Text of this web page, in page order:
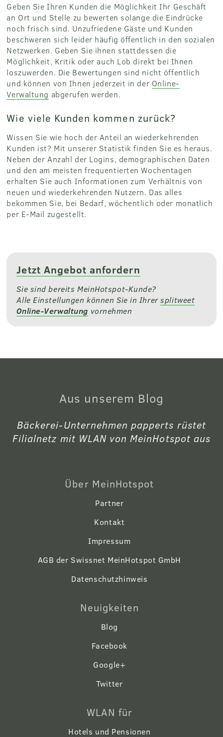
Geben Sie Ihren Kunden die Möglichkeit Ihr Geschäft
an Ort und Stelle zu bewerten solange die Eindrücke
noch frisch sind. Unzufriedene Gäste und Kunden
beschweren sich leider häufig öffentlich in den sozialen
Netzwerken. Geben Sie ihnen stattdessen die
Möglichkeit, Kritik oder auch Lob direkt bei Ihnen
loszuwerden. Die Bewertungen sind nicht öffentlich
und können von Ihnen jederzeit in der Online-
Verwaltung abgerufen werden.
Wie viele Kunden kommen zurück?
Wissen Sie wie hoch der Anteil an wiederkehrenden
Kunden ist? Mit unserer Statistik finden Sie es heraus.
Neben der Anzahl der Logins, demographischen Daten
und den am meisten frequentierten Wochentagen
erhalten Sie auch Informationen zum Verhältnis von
neuen und wiederkehrenden Nutzern. Das alles
bekommen Sie, bei Bedarf, wöchentlich oder monatlich
per E-Mail zugestellt.
Jetzt Angebot anfordern
Sie sind bereits MeinHotspot-Kunde?
Alle Einstellungen können Sie in Ihrersplitweet
Online-Verwaltung vornehmen
Aus unserem Blog
Bäckerei-Unternehmen papperts rüstet
Filialnetz mit WLAN von MeinHotspot aus
Über MeinHotspot
Partner
Kontakt
Impressum
AGB der Swissnet MeinHotspot GmbH
Datenschutzhinweis
Neuigkeiten
Blog
Facebook
Google+
Twitter
WLAN für
Hotels und Pensionen